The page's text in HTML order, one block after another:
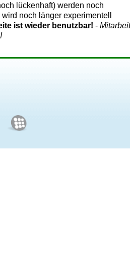
lückenhaft) werden noch
noch länger experimentell
ist wieder benutzbar! - Mitarbeit